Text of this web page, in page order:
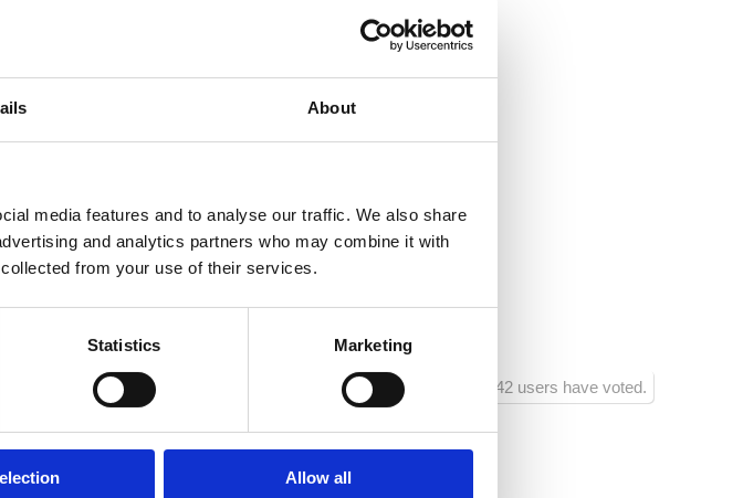
About
media features and to analyse our traffic. We also share
and analytics partners who may combine it with
from your use of their services.
Statistics Marketing
Allow all
Entfernung vom Meer:400
Entfernung von Sportanlagen:
Entfernung vom Geschäft:100
942 users have voted.
Unterkunftstyp: